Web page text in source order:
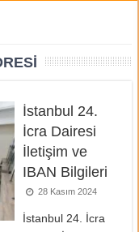
İstanbul 24.
İcra Dairesi
İletişim ve
IBAN Bilgileri
28 Kasım 2024
İstanbul 24. İcra